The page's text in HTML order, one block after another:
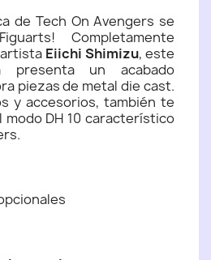
de Tech On Avengers se
Completamente
Eiichi Shimizu, este
presenta un acabado
piezas de metal die cast.
y accesorios, también te
DH 10 característico